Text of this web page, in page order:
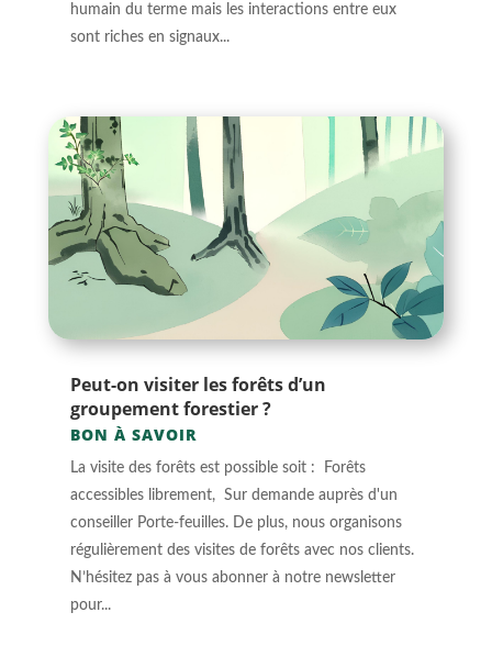
humain du terme mais les interactions entre eux
sont riches en signaux...
Peut-on visiter les forêts d’un
groupement forestier ?
BON À SAVOIR
La visite des forêts est possible soit : Forêts
accessibles librement, Sur demande auprès d'un
conseiller Porte-feuilles. De plus, nous organisons
régulièrement des visites de forêts avec nos clients.
N’hésitez pas à vous abonner à notre newsletter
pour...